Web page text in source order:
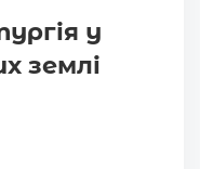
у
землі